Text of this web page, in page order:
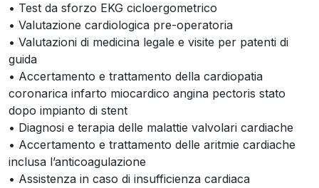
• Test da sforzo EKG cicloergometrico
• Valutazione cardiologica pre-operatoria
• Valutazioni di medicina legale e visite per patenti di
guida
• Accertamento e trattamento della cardiopatia
coronarica infarto miocardico angina pectoris stato
dopo impianto di stent
• Diagnosi e terapia delle malattie valvolari cardiache
• Accertamento e trattamento delle aritmie cardiache
inclusa l’anticoagulazione
• Assistenza in caso di insufficienza cardiaca